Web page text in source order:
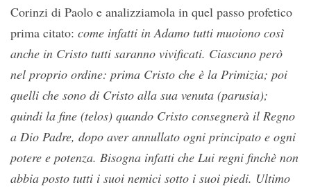
Corinzi di Paolo e analizziamola in quel passo profetico
prima citato: come infatti in Adamo tutti muoiono così
anche in Cristo tutti saranno vivificati. Ciascuno però
nel proprio ordine: prima Cristo che è la Primizia; poi
quelli che sono di Cristo alla sua venuta (parusia);
quindi la fine (telos) quando Cristo consegnerà il Regno
a Dio Padre, dopo aver annullato ogni principato e ogni
potere e potenza. Bisogna infatti che Lui regni finchè non
abbia posto tutti i suoi nemici sotto i suoi piedi. Ultimo